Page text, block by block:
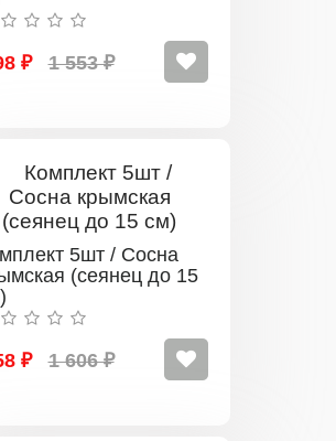
₽ 1 553 ₽
5шт / Сосна
(сеянец до 15
₽ 1 606 ₽